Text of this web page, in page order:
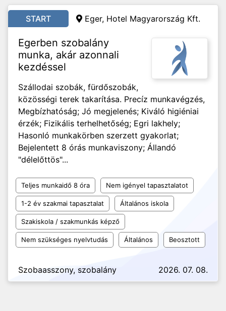
START Eger, Hotel Magyarország Kft.
Egerben szobalány
munka, akár azonnali
kezdéssel
Szállodai szobák, fürdőszobák,
közösségi terek takarítása. Precíz munkavégzés,
Megbízhatóság; Jó megjelenés; Kiváló higiéniai
érzék; Fizikális terhelhetőség; Egri lakhely;
Hasonló munkakörben szerzett gyakorlat;
Bejelentett 8 órás munkaviszony; Állandó
"délelőttös"...
Teljes munkaidő 8 óra Nem igényel tapasztalatot
1-2 év szakmai tapasztalat Általános iskola
Szakiskola / szakmunkás képző
Nem szükséges nyelvtudás Általános Beosztott
Szobaasszony, szobalány 2026. 07. 08.